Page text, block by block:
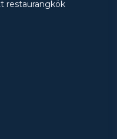
restaurangkök